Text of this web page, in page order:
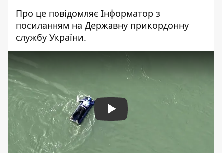
Про це повідомляє Інформатор з
посиланням на Державну прикордонну
службу України.
Play